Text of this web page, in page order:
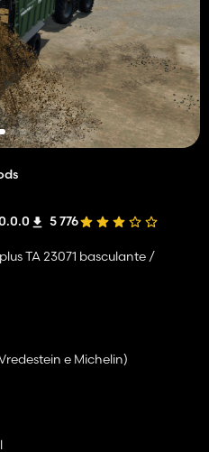
5 776
TA 23071 basculante /
e Michelin)